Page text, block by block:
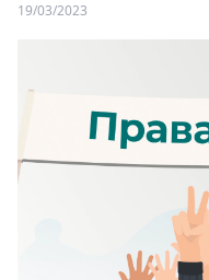
19/03/2023